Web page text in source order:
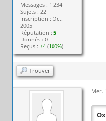
Messages : 1 234
Sujets : 22
Inscription : Oct.
2005
Réputation :5
Donnés : 0
Reçus :+4 (100%)
Trouver
Mer.